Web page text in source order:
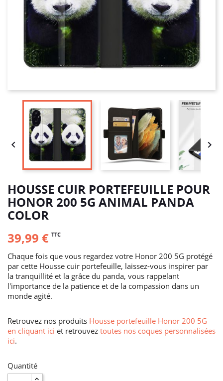
 
HOUSSE CUIR PORTEFEUILLE POUR
HONOR 200 5G ANIMAL PANDA
COLOR
39,99 € TTC
Chaque fois que vous regardez votre Honor 200 5G protégé
par cette Housse cuir portefeuille, laissez-vous inspirer par
la tranquillité et la grâce du panda, vous rappelant
l'importance de la patience et de la compassion dans un
monde agité.
Retrouvez nos produits Housse portefeuille Honor 200 5G
en cliquant ici et retrouvez toutes nos coques personnalisées
ici.
Quantité